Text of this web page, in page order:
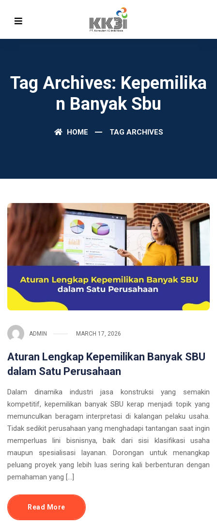
Tag Archives: Kepemilika
N Banyak Sbu
HOME TAG ARCHIVES
ADMIN MARCH 17, 2026
Aturan Lengkap Kepemilikan Banyak SBU
dalam Satu Perusahaan
Dalam dinamika industri jasa konstruksi yang semakin
kompetitif, kepemilikan banyak SBU kerap menjadi topik yang
memunculkan beragam interpretasi di kalangan pelaku usaha.
Tidak sedikit perusahaan yang menghadapi tantangan saat ingin
memperluas lini bisnisnya, baik dari sisi klasifikasi usaha
maupun spesialisasi layanan. Dorongan untuk menangkap
peluang proyek yang lebih luas sering kali berbenturan dengan
pemahaman yang […]
Read More